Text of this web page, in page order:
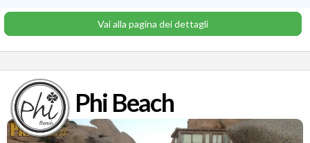
Vai alla pagina dei dettagli
Phi Beach